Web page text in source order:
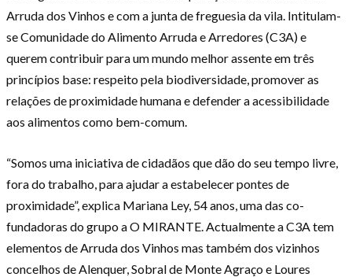
Arruda dos Vinhos e com a junta de freguesia da vila. Intitulam-
se Comunidade do Alimento Arruda e Arredores (C3A) e
querem contribuir para um mundo melhor assente em três
princípios base: respeito pela biodiversidade, promover as
relações de proximidade humana e defender a acessibilidade
aos alimentos como bem-comum.
“Somos uma iniciativa de cidadãos que dão do seu tempo livre,
fora do trabalho, para ajudar a estabelecer pontes de
proximidade”, explica Mariana Ley, 54 anos, uma das co-
fundadoras do grupo a O MIRANTE. Actualmente a C3A tem
elementos de Arruda dos Vinhos mas também dos vizinhos
concelhos de Alenquer, Sobral de Monte Agraço e Loures